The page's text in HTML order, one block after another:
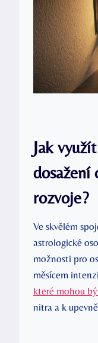
Jak
dosažení
rozvoje?
Ve skvělém
astrologické
možnosti pro
měsícem
které mohou
nitra a k